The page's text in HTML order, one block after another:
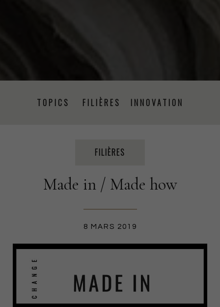
TOPICS FILIÈRES INNOVATION
ÉVÉNEMENTS
PRODUCTION TEXTILE
Made in / Made how
FILIÈRES
8 MARS 2019